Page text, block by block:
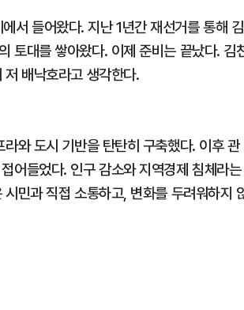
서 들어왔다. 지난 1년간 재선거를 통해 김
토대를 쌓아왔다. 이제 준비는 끝났다. 김
배낙호라고 생각한다.
와 도시 기반을 탄탄히 구축했다. 이후 관
어들었다. 인구 감소와 지역경제 침체라는
민과 직접 소통하고, 변화를 두려워하지